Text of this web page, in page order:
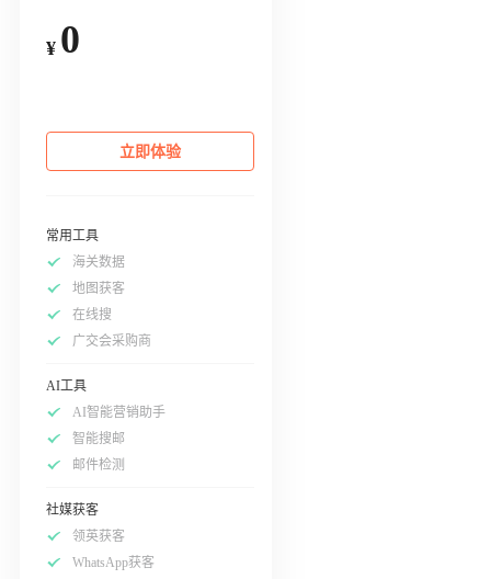
¥ 0
立即体验
常用工具
海关数据
地图获客
在线搜
广交会采购商
AI工具
AI智能营销助手
智能搜邮
邮件检测
社媒获客
领英获客
WhatsApp获客